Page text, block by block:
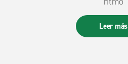
Leer más